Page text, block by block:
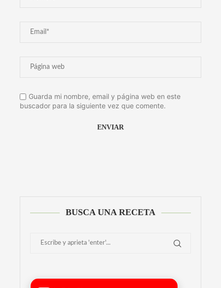
Guarda mi nombre, email y página web en este
buscador para la siguiente vez que comente.
BUSCA UNA RECETA